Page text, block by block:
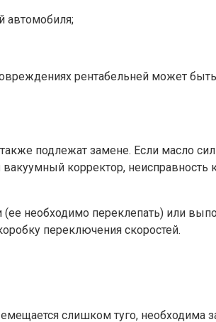
автомобиля;
рентабельней может
подлежат замене. Если масло
корректор, неисправность
необходимо переклепать) или
переключения скоростей.
слишком туго, необходима